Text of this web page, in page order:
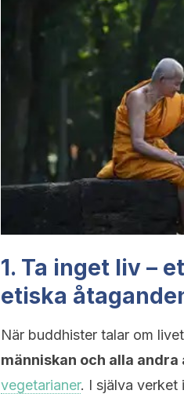
1. Ta inget liv –
etiska
När buddhister talar om
människan och alla andra
vegetarianer. I själva verket